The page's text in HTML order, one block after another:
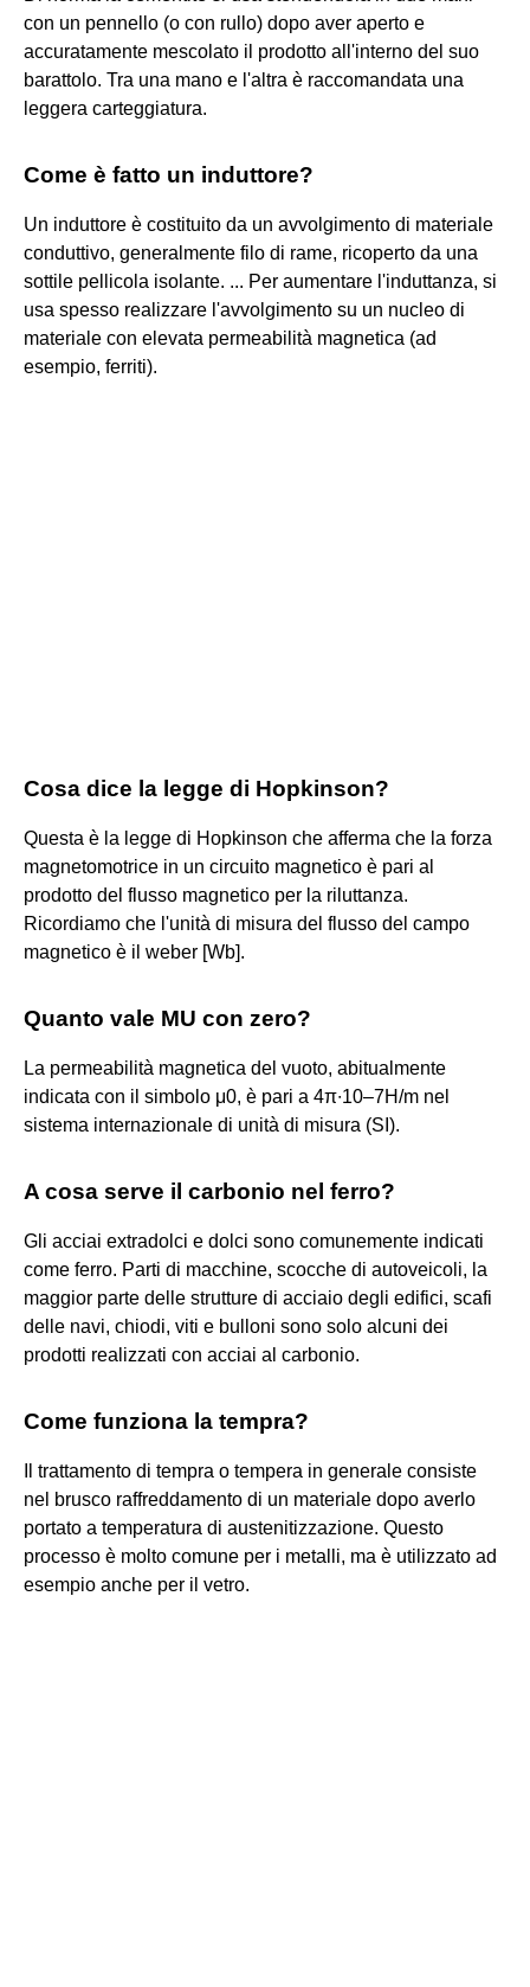
con un pennello (o con rullo) dopo aver aperto e
accuratamente mescolato il prodotto all'interno del suo
barattolo. Tra una mano e l'altra è raccomandata una
leggera carteggiatura.
Come è fatto un induttore?
Un induttore è costituito da un avvolgimento di materiale
conduttivo, generalmente filo di rame, ricoperto da una
sottile pellicola isolante. ... Per aumentare l'induttanza, si
usa spesso realizzare l'avvolgimento su un nucleo di
materiale con elevata permeabilità magnetica (ad
esempio, ferriti).
Cosa dice la legge di Hopkinson?
Questa è la legge di Hopkinson che afferma che la forza
magnetomotrice in un circuito magnetico è pari al
prodotto del flusso magnetico per la riluttanza.
Ricordiamo che l'unità di misura del flusso del campo
magnetico è il weber [Wb].
Quanto vale MU con zero?
La permeabilità magnetica del vuoto, abitualmente
indicata con il simbolo μ0, è pari a 4π∙10–7H/m nel
sistema internazionale di unità di misura (SI).
A cosa serve il carbonio nel ferro?
Gli acciai extradolci e dolci sono comunemente indicati
come ferro. Parti di macchine, scocche di autoveicoli, la
maggior parte delle strutture di acciaio degli edifici, scafi
delle navi, chiodi, viti e bulloni sono solo alcuni dei
prodotti realizzati con acciai al carbonio.
Come funziona la tempra?
Il trattamento di tempra o tempera in generale consiste
nel brusco raffreddamento di un materiale dopo averlo
portato a temperatura di austenitizzazione. Questo
processo è molto comune per i metalli, ma è utilizzato ad
esempio anche per il vetro.